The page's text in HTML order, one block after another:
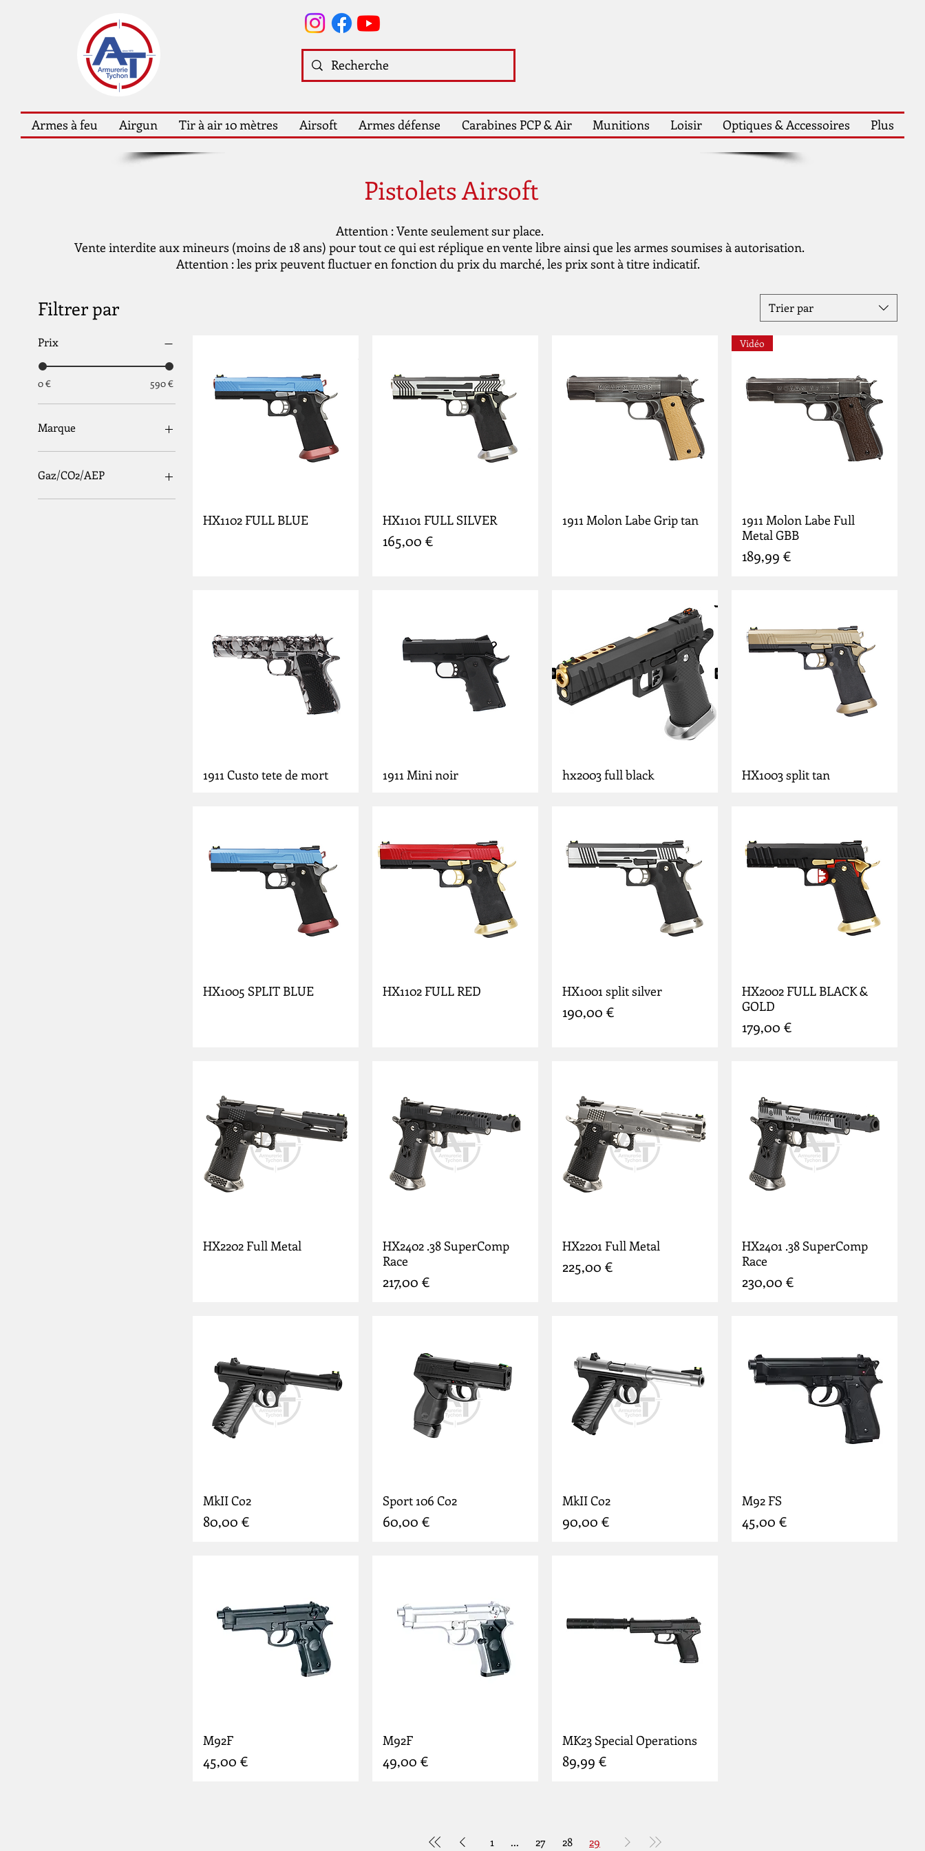
Armes à feu Airgun Tir à air 10 mètres Airsoft Armes défense Carabines PCP & Air Munitions Loisir Optiques & Accessoires Plus
Pistolets Airsoft
Attention : Vente seulement sur place.
Vente interdite aux mineurs (moins de 18 ans) pour tout ce qui est réplique en vente libre ainsi que les armes soumises à autorisation.
Attention : les prix peuvent fluctuer en fonction du prix du marché, les prix sont à titre indicatif.
Filtrer par
Prix
0 € 590 €
Marque
Army Armament
ASG
Beretta
Gaz/CO2/AEP
Ressort
Trier par
HX1102 FULL BLUE HX1101 FULL SILVER
Prix
165,00 €
1911 Molon Labe Grip tan
Vidéo
1911 Molon Labe Full
Metal GBB
Prix
189,99 €
1911 Custo tete de mort 1911 Mini noir hx2003 full black HX1003 split tan
HX1005 SPLIT BLUE HX1102 FULL RED HX1001 split silver
Prix
190,00 €
HX2002 FULL BLACK &
GOLD
Prix
179,00 €
HX2202 Full Metal
HX2402 .38 SuperComp
Race
Prix
217,00 €
HX2201 Full Metal
Prix
225,00 €
HX2401 .38 SuperComp
Race
Prix
230,00 €
MkII Co2
Prix
80,00 €
Sport 106 Co2
Prix
60,00 €
MkII Co2
Prix
90,00 €
M92 FS
Prix
45,00 €
M92F
Prix
45,00 €
M92F
Prix
49,00 €
MK23 Special Operations
Prix
89,99 €
1 ... 27 28 29